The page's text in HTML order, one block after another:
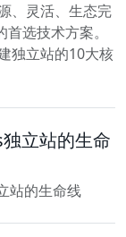
、灵活、生态完
选技术方案。
独立站的10大核
立站的生命
站的生命线